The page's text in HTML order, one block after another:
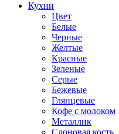
Кухни
Цвет
Белые
Черные
Желтые
Красные
Зеленые
Серые
Бежевые
Глянцевые
Кофе с молоком
Металлик
Слоновая кость